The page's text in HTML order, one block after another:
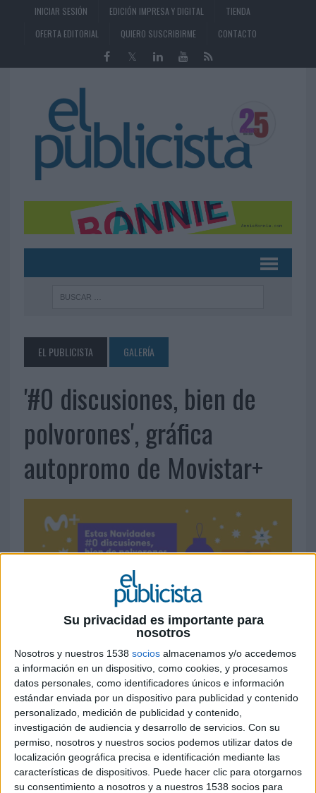
Su privacidad es importante para
nosotros
Nosotros y nuestros 1538 socios almacenamos y/o accedemos
a información en un dispositivo, como cookies, y procesamos
datos personales, como identificadores únicos e información
estándar enviada por un dispositivo para publicidad y contenido
personalizado, medición de publicidad y contenido,
investigación de audiencia y desarrollo de servicios. Con su
permiso, nosotros y nuestros socios podemos utilizar datos de
localización geográfica precisa e identificación mediante las
características de dispositivos. Puede hacer clic para otorgarnos
su consentimiento a nosotros y a nuestros 1538 socios para
INICIAR SESIÓN EDICIÓN IMPRESA Y DIGITAL
TIENDA
OFERTA EDITORIAL
QUIERO SUSCRIBIRME CONTACTO
EL PUBLICISTA GALERÍA
'#0 discusiones, bien de
polvorones', gráfica
autopromo de Movistar+
16 DE DICIEMBRE DE 2016
Ficha técnica "#0 discusiones, bien de
polvorones"